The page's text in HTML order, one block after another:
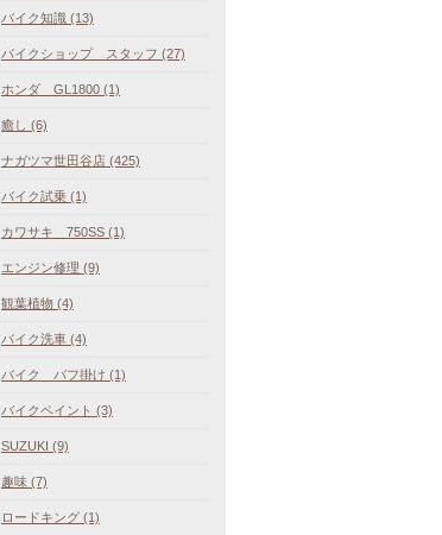
バイク知識 (13)
バイクショップ スタッフ (27)
ホンダ GL1800 (1)
癒し (6)
ナガツマ世田谷店 (425)
バイク試乗 (1)
カワサキ 750SS (1)
エンジン修理 (9)
観葉植物 (4)
バイク洗車 (4)
バイク バフ掛け (1)
バイクペイント (3)
SUZUKI (9)
趣味 (7)
ロードキング (1)